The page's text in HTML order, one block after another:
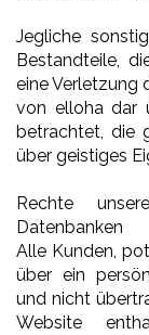
Jegliche
Bestandteile,
eine Verletzung
von elloha dar
betrachtet, die
über geistiges
Rechte
Datenbanken
Alle Kunden,
über ein
und nicht
Website